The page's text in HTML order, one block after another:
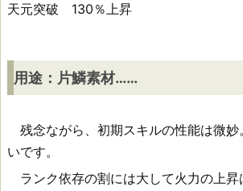
天元突破 130％上昇
用途：片鱗素材……
残念ながら、初期スキルの性能は微妙
いです。
ランク依存の割には大して火力の上昇